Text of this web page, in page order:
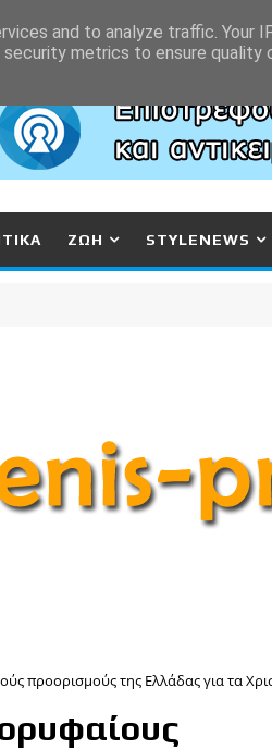
ΖΩΗ STYLENEWS
προορισμούς της Ελλάδας για τα
and to analyze traffic. Your
metrics to ensure quality